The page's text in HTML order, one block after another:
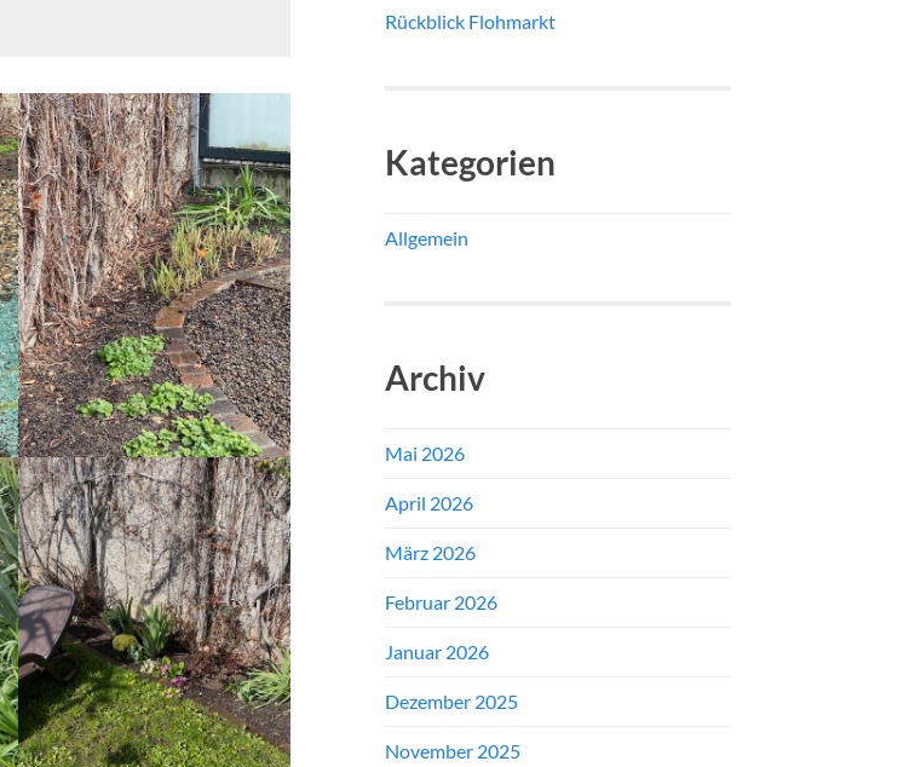
Rückblick Flohmarkt
Kategorien
Allgemein
Archiv
Mai 2026
April 2026
März 2026
Februar 2026
Januar 2026
Dezember 2025
November 2025